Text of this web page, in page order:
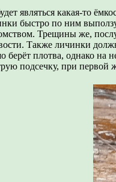
являться какая-то
быстро по ним
Трещины же,
Также личинки
берёт плотва, однако на
подсечку, при первой